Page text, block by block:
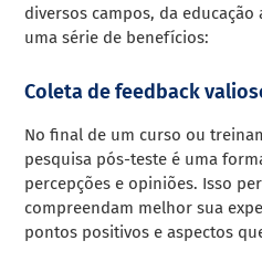
diversos campos, da
uma série de benefícios:
Coleta de feedback
No final de um curso ou
pesquisa pós-teste é uma
percepções e opiniões. Isso
compreendam melhor sua
pontos positivos e aspectos